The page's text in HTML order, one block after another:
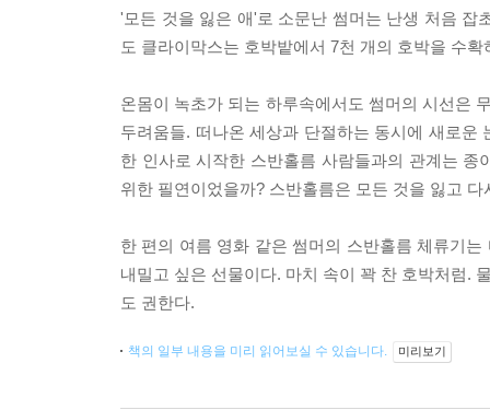
'모든 것을 잃은 애'로 소문난 썸머는 난생 처음 잡
도 클라이막스는 호박밭에서 7천 개의 호박을 수
온몸이 녹초가 되는 하루속에서도 썸머의 시선은
두려움들. 떠나온 세상과 단절하는 동시에 새로
한 인사로 시작한 스반홀름 사람들과의 관계는
위한 필연이었을까? 스반홀름은 모든 것을 잃고
한 편의 여름 영화 같은 썸머의 스반홀름 체류기
내밀고 싶은 선물이다. 마치 속이 꽉 찬 호박처럼.
도 권한다.
책의 일부 내용을 미리 읽어보실 수 있습니다. 미리보기